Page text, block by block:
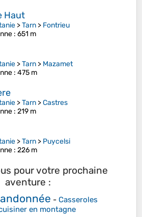
Haut
>Tarn > Fontrieu
: 651 m
>Tarn > Mazamet
: 475 m
>Tarn >Castres
: 219 m
>Tarn > Puycelsi
: 226 m
pour votre prochaine
aventure :
- Casseroles
en montagne